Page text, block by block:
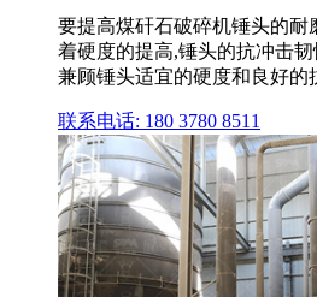
要提高煤矸石破碎机锤头的耐
着硬度的提高,锤头的抗冲击
兼顾锤头适宜的硬度和良好的
联系电话: 180 3780 8511